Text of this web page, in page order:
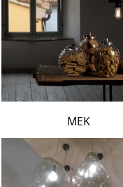
MEK